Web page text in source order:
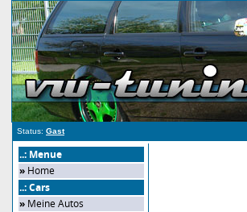
Status: Gast
..: Menue
» Home
..: Cars
» Meine Autos